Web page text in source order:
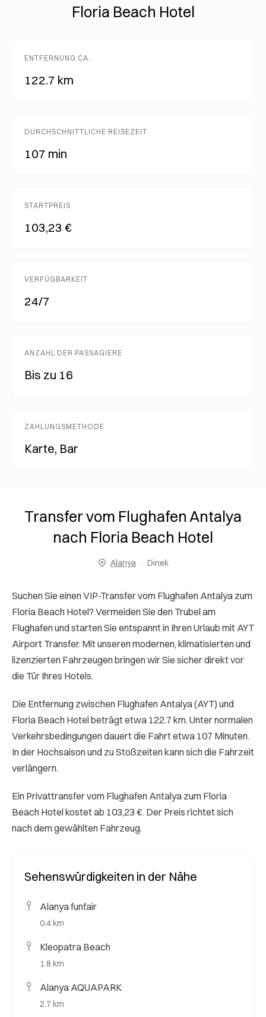
Floria Beach Hotel
ENTFERNUNG CA.
122.7 km
DURCHSCHNITTLICHE REISEZEIT
107 min
STARTPREIS
103,23 €
VERFÜGBARKEIT
24/7
ANZAHL DER PASSAGIERE
Bis zu 16
ZAHLUNGSMETHODE
Karte, Bar
Transfer vom Flughafen Antalya
nach Floria Beach Hotel
Alanya Dinek
Suchen Sie einen VIP-Transfer vom Flughafen Antalya zum
Floria Beach Hotel? Vermeiden Sie den Trubel am
Flughafen und starten Sie entspannt in Ihren Urlaub mit AYT
Airport Transfer. Mit unseren modernen, klimatisierten und
lizenzierten Fahrzeugen bringen wir Sie sicher direkt vor
die Tür Ihres Hotels.
Die Entfernung zwischen Flughafen Antalya (AYT) und
Floria Beach Hotel beträgt etwa 122.7 km. Unter normalen
Verkehrsbedingungen dauert die Fahrt etwa 107 Minuten.
In der Hochsaison und zu Stoßzeiten kann sich die Fahrzeit
verlängern.
Ein Privattransfer vom Flughafen Antalya zum Floria
Beach Hotel kostet ab 103,23 €. Der Preis richtet sich
nach dem gewählten Fahrzeug.
Sehenswürdigkeiten in der Nähe
Alanya funfair
0.4 km
Kleopatra Beach
1.8 km
Alanya AQUAPARK
2.7 km